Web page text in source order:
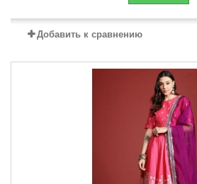
Добавить к сравнению